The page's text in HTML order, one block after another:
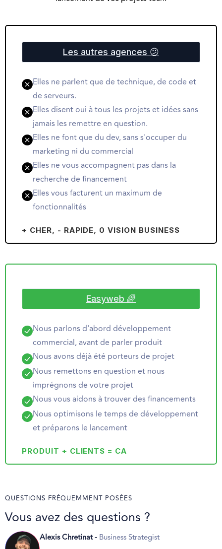
Les autres agences 😕
Elles ne parlent que de technique, de code et
de serveurs.
Elles disent oui à tous les projets et idées sans
jamais les remettre en question.
Elles ne font que du dev, sans s'occuper du
marketing ni du commercial
Elles ne vous accompagnent pas dans la
recherche de financement
Elles vous facturent un maximum de
fonctionnalités
+ CHER, - RAPIDE, 0 VISION BUSINESS
Easyweb 🌈
Nous parlons d'abord développement
commercial, avant de parler produit
Nous avons déjà été porteurs de projet
Nous remettons en question et nous
imprégnons de votre projet
Nous vous aidons à trouver des financements
Nous optimisons le temps de développement
et préparons le lancement
PRODUIT + CLIENTS = CA
QUESTIONS FRÉQUEMMENT POSÉES
Vous avez des questions ?
Alexis Chretinat - Business Strategist